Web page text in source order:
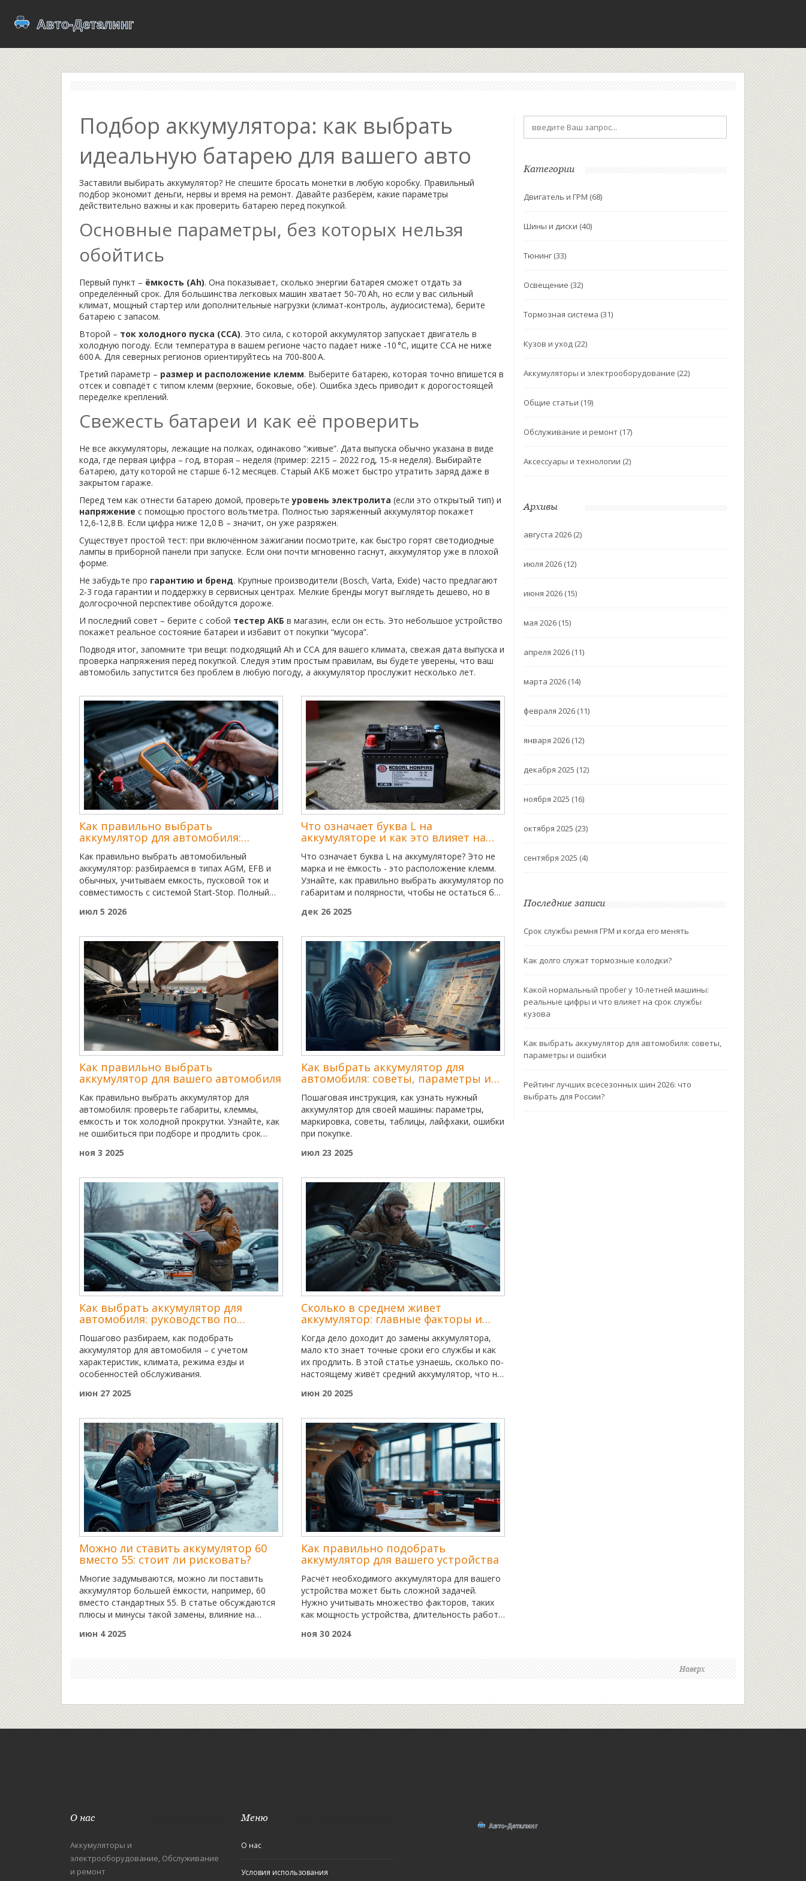
Подбор аккумулятора: как выбрать
идеальную батарею для вашего авто
Заставили выбирать аккумулятор? Не спешите бросать монетки в любую коробку. Правильный
подбор экономит деньги, нервы и время на ремонт. Давайте разберём, какие параметры
действительно важны и как проверить батарею перед покупкой.
Основные параметры, без которых нельзя
обойтись
Первый пункт – ёмкость (Ah). Она показывает, сколько энергии батарея сможет отдать за
определённый срок. Для большинства легковых машин хватает 50‑70 Ah, но если у вас сильный
климат, мощный стартер или дополнительные нагрузки (климат-контроль, аудиосистема), берите
батарею с запасом.
Второй – ток холодного пуска (CCA). Это сила, с которой аккумулятор запускает двигатель в
холодную погоду. Если температура в вашем регионе часто падает ниже ‑10 °C, ищите CCA не ниже
600 A. Для северных регионов ориентируйтесь на 700‑800 A.
Третий параметр – размер и расположение клемм. Выберите батарею, которая точно впишется в
отсек и совпадёт с типом клемм (верхние, боковые, обе). Ошибка здесь приводит к дорогостоящей
переделке креплений.
Свежесть батареи и как её проверить
Не все аккумуляторы, лежащие на полках, одинаково “живые”. Дата выпуска обычно указана в виде
кода, где первая цифра – год, вторая – неделя (пример: 2215 – 2022 год, 15‑я неделя). Выбирайте
батарею, дату которой не старше 6‑12 месяцев. Старый АКБ может быстро утратить заряд даже в
закрытом гараже.
Перед тем как отнести батарею домой, проверьтеуровень электролита (если это открытый тип) и
напряжение с помощью простого вольтметра. Полностью заряженный аккумулятор покажет
12,6‑12,8 В. Если цифра ниже 12,0 В – значит, он уже разряжен.
Существует простой тест: при включённом зажигании посмотрите, как быстро горят светодиодные
лампы в приборной панели при запуске. Если они почти мгновенно гаснут, аккумулятор уже в плохой
форме.
Не забудьте про гарантию и бренд. Крупные производители (Bosch, Varta, Exide) часто предлагают
2‑3 года гарантии и поддержку в сервисных центрах. Мелкие бренды могут выглядеть дешево, но в
долгосрочной перспективе обойдутся дороже.
И последний совет – берите с собой тестер АКБ в магазин, если он есть. Это небольшое устройство
покажет реальное состояние батареи и избавит от покупки “мусора”.
Подводя итог, запомните три вещи: подходящий Ah и CCA для вашего климата, свежая дата выпуска и
проверка напряжения перед покупкой. Следуя этим простым правилам, вы будете уверены, что ваш
автомобиль запустится без проблем в любую погоду, а аккумулятор прослужит несколько лет.
Как правильно выбрать
аккумулятор для автомобиля:
полный гид по типам, емкости и
технологии
Как правильно выбрать автомобильный
аккумулятор: разбираемся в типах AGM, EFB и
обычных, учитываем емкость, пусковой ток и
совместимость с системой Start-Stop. Полный
июл 5 2026
Что означает буква L на
аккумуляторе и как это влияет на
выбор батареи для авто
Что означает буква L на аккумуляторе? Это не
марка и не ёмкость - это расположение клемм.
Узнайте, как правильно выбрать аккумулятор по
габаритам и полярности, чтобы не остаться без
дек 26 2025
Как правильно выбрать
аккумулятор для вашего автомобиля
Как правильно выбрать аккумулятор для
автомобиля: проверьте габариты, клеммы,
емкость и ток холодной прокрутки. Узнайте, как
не ошибиться при подборе и продлить срок
ноя 3 2025
Как выбрать аккумулятор для
автомобиля: советы, параметры и
Пошаговая инструкция, как узнать нужный
аккумулятор для своей машины: параметры,
маркировка, советы, таблицы, лайфхаки, ошибки
при покупке.
июл 23 2025
Как выбрать аккумулятор для
автомобиля: руководство по
подбору и эксплуатации
Пошагово разбираем, как подобрать
аккумулятор для автомобиля – с учетом
характеристик, климата, режима езды и
особенностей обслуживания.
июн 27 2025
Сколько в среднем живет
аккумулятор: главные факторы и
советы
Когда дело доходит до замены аккумулятора,
мало кто знает точные сроки его службы и как
их продлить. В этой статье узнаешь, сколько по-
настоящему живёт средний аккумулятор, что на
машины. Привожу реальные советы по
тратиться на покупку новых аккумуляторов. Не
упущу и пару мифов, которые так и хочется
развенчать.
июн 20 2025
Можно ли ставить аккумулятор 60
вместо 55: стоит ли рисковать?
Многие задумываются, можно ли поставить
аккумулятор большей ёмкости, например, 60
вместо стандартных 55. В статье обсуждаются
плюсы и минусы такой замены, влияние на
последствия для генератора. Приведены
июн 4 2025
Как правильно подобрать
аккумулятор для вашего устройства
Расчёт необходимого аккумулятора для вашего
устройства может быть сложной задачей.
Нужно учитывать множество факторов, таких
как мощность устройства, длительность работы
как определить подходящий тип и объём
ноя 30 2024
Категории
Двигатель и ГРМ (68)
Шины и диски (40)
Тюнинг (33)
Освещение (32)
Тормозная система (31)
Кузов и уход (22)
Аккумуляторы и электрооборудование (22)
Общие статьи (19)
Обслуживание и ремонт (17)
Аксессуары и технологии (2)
Архивы
августа 2026 (2)
июля 2026 (12)
июня 2026 (15)
мая 2026 (15)
апреля 2026 (11)
марта 2026 (14)
февраля 2026 (11)
января 2026 (12)
декабря 2025 (12)
ноября 2025 (16)
октября 2025 (23)
сентября 2025 (4)
Последние записи
Срок службы ремня ГРМ и когда его менять
Как долго служат тормозные колодки?
Какой нормальный пробег у 10-летней машины:
реальные цифры и что влияет на срок службы
кузова
Как выбрать аккумулятор для автомобиля: советы,
параметры и ошибки
Рейтинг лучших всесезонных шин 2026: что
выбрать для России?
Наверх
О нас
Аккумуляторы и
электрооборудование, Обслуживание
и ремонт
Меню
О нас
Условия использования